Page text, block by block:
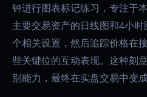
钟进行图表标记练习，专注于
主要交易资产的日线图和4小
个相关设置，然后追踪价格在
些关键位的互动表现。这种刻
别能力，最终在实盘交易中变成